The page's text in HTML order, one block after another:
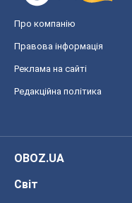
Про компанію
Правова інформація
Реклама на сайті
Редакційна політика
OBOZ.UA
Світ